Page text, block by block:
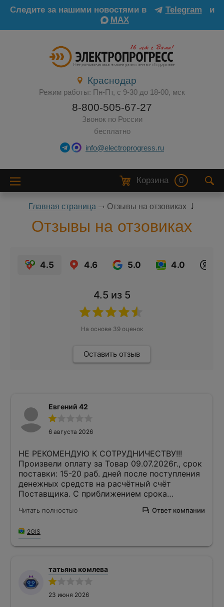
Следите за нашими новостями в Telegram
и
MAX
Краснодар
Режим работы: Пн-Пт, с 9-30 до 18-00, мск
8-800-505-67-27
Звонок по России
бесплатно
info@electroprogress.ru
Корзина 0
Главная страница Отзывы на отзовиках
Отзывы на отзовиках
4.5 4.6 5.0 4.0
4.5 из 5
На основе 39оценок
Оставить отзыв
Евгений 42
6 августа 2026
НЕ РЕКОМЕНДУЮ К СОТРУДНИЧЕСТВУ!!!
Произвели оплату за Товар 09.07.2026г., срок
поставки: 15-20 раб. дней после поступления
денежных средств на расчётный счёт
Поставщика. С приближением срока
электронной почте и на телефонные звонки!!!
телефон сотрудника Кривицкий Игорь из
игнорили и не отвечали...
Читать полностью Ответ компании
2GIS
татьяна комлева
23 июня 2026